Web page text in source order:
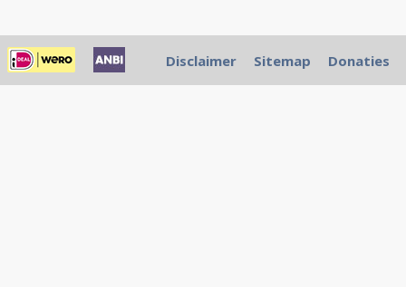
Disclaimer Sitemap Donaties